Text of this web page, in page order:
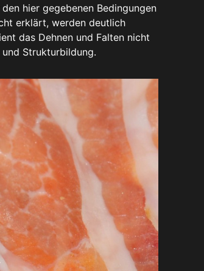
hier gegebenen Bedingungen
erklärt, werden deutlich
das Dehnen und Falten nicht
Strukturbildung.